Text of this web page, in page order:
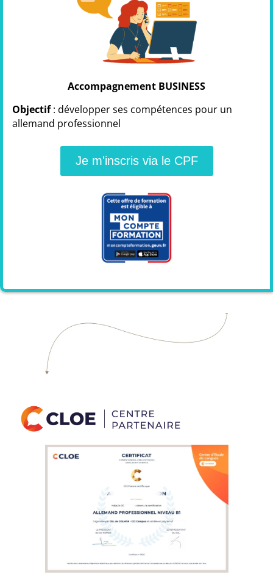
Accompagnement BUSINESS
Objectif: développer ses compétences pour un
allemand professionnel
Je m'inscris via le CPF